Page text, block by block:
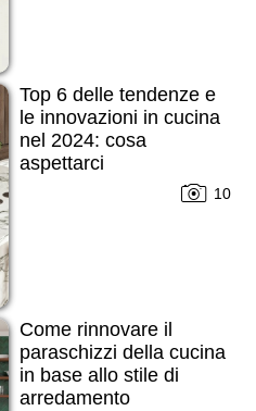
Top 6 delle tendenze e
le innovazioni in cucina
nel 2024: cosa
aspettarci
10
Come rinnovare il
paraschizzi della cucina
in base allo stile di
arredamento